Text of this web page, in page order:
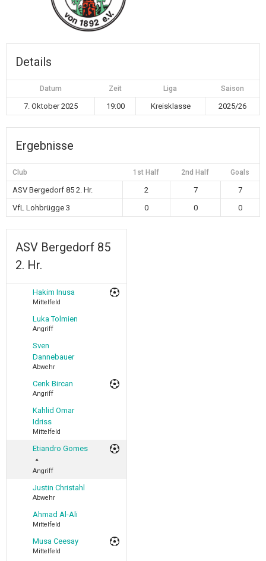
Details
Datum Zeit Liga Saison
7. Oktober 2025 19:00 Kreisklasse 2025/26
Ergebnisse
Club 1st Half 2nd Half Goals
ASV Bergedorf 85 2. Hr. 2 7
7
VfL Lohbrügge 3
0 0 0
ASV Bergedorf 85
2. Hr.
Hakim Inusa
Mittelfeld
Luka Tolmien
Angriff
Sven
Dannebauer
Abwehr
Cenk Bircan
Angriff
Kahlid Omar
Idriss
Mittelfeld
Etiandro Gomes
Angriff
Justin Christahl
Abwehr
Ahmad Al-Ali
Mittelfeld
Musa Ceesay
Mittelfeld